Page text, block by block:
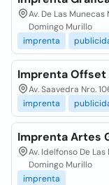
Av. De Las Munecas
Domingo Murillo
imprenta
Imprenta Offset
Av. Saavedra Nro.
imprenta
Imprenta Artes
Av. Idelfonso De
Domingo Murillo
imprenta